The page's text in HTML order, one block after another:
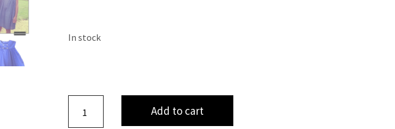
In stock
Add to cart